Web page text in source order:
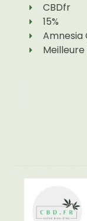
CBDfr
15%
Amnesia
Meilleure